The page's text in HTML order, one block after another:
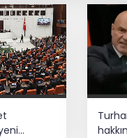
Trabzon iklim ve enerji
İbrahim Burkay
önde! Dev lansmanda
CHP İstanbul’da yeni
Tekin: Birlikte